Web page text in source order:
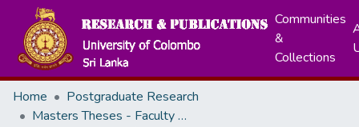
Communities
&
Collections
Home
Postgraduate Research
Masters Theses - Faculty of Education